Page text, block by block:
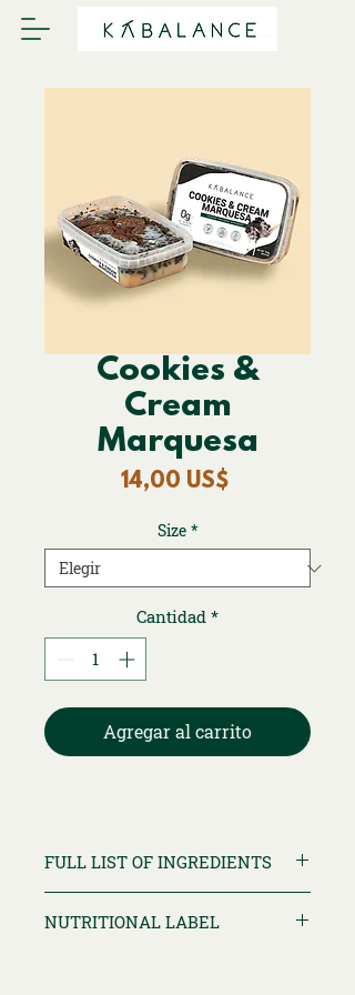
Cookies &
Cream
Marquesa
14,00 US$Precio
Size *
Cantidad *
Agregar al carrito
FULL LIST OF INGREDIENTS
NUTRITIONAL LABEL